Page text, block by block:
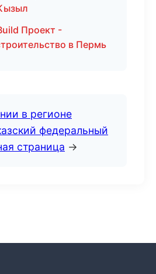
Проект -
в Пермь
в регионе
федеральный
страница →